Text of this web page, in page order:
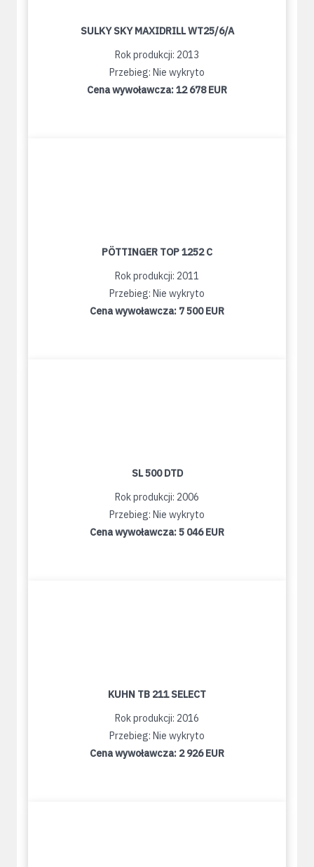
SULKY SKY MAXIDRILL WT25/6/A
Rok produkcji: 2013
Przebieg: Nie wykryto
Cena wywoławcza:12 678 EUR
PÖTTINGER TOP 1252 C
Rok produkcji: 2011
Przebieg: Nie wykryto
Cena wywoławcza: 7 500 EUR
SL 500 DTD
Rok produkcji: 2006
Przebieg: Nie wykryto
Cena wywoławcza:5 046 EUR
KUHN TB 211 SELECT
Rok produkcji: 2016
Przebieg: Nie wykryto
Cena wywoławcza: 2 926 EUR